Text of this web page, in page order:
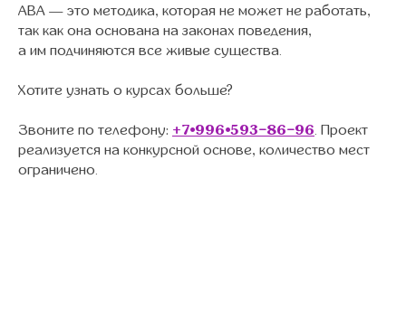
АВА — это методика, которая не может не работать,
так как она основана на законах поведения,
а им подчиняются все живые существа.
Хотите узнать о курсах больше?
Звоните по телефону: +7⦁996⦁593−86−96 . Проект
реализуется на конкурсной основе, количество мест
ограничено.